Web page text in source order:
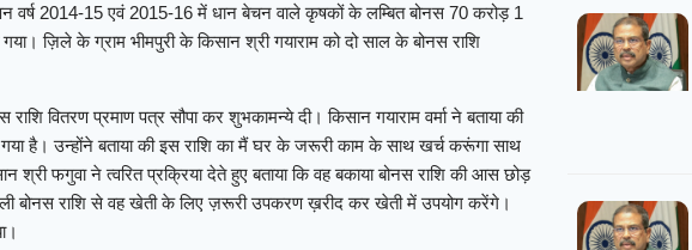
वर्ष 2014-15 एवं 2015-16 में धान बेचन वाले कृषकों के लम्बित बोनस 70 करोड़ 1
ज़िले के ग्राम भीमपुरी के किसान श्री गयाराम को दो साल के बोनस राशि
वितरण प्रमाण पत्र सौपा कर शुभकामन्ये दी। किसान गयाराम वर्मा ने बताया की
है। उन्होंने बताया की इस राशि का मैं घर के जरूरी काम के साथ खर्च करूंगा साथ
फगुवा ने त्वरित प्रक्रिया देते हुए बताया कि वह बकाया बोनस राशि की आस छोड़
बोनस राशि से वह खेती के लिए ज़रूरी उपकरण ख़रीद कर खेती में उपयोग करेंगे।